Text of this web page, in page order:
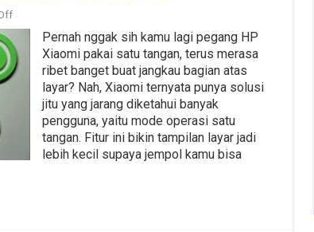
on
Mode
Satu
Tangan
di
HP
Xiaomi:
Aktifinnya!
Pernah nggak sih kamu lagi pegang HP
Xiaomi pakai satu tangan, terus merasa
ribet banget buat jangkau bagian atas
layar? Nah, Xiaomi ternyata punya solusi
jitu yang jarang diketahui banyak
pengguna, yaitu mode operasi satu
tangan. Fitur ini bikin tampilan layar jadi
lebih kecil supaya jempol kamu bisa